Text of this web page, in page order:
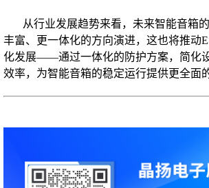
从行业发展趋势来看，未来智能音箱
丰富、更一体化的方向演进，这也将推动
化发展——通过一体化的防护方案，简化
效率，为智能音箱的稳定运行提供更全面